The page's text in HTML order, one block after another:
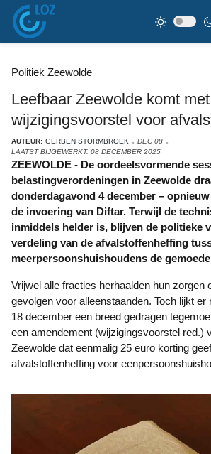
Politiek Zeewolde
Leefbaar Zeewolde komt met
wijzigingsvoorstel voor
AUTEUR: GERBEN STORMBROEK
DEC 08
LAATST BIJGEWERKT: 08 DECEMBER 2025
ZEEWOLDE - De oordeelsvormende sessie over de nieuwe
belastingverordeningen in Zeewolde
donderdagavond 4 december –
de invoering van Diftar. Terwijl de
inmiddels helder is, blijven de politieke
verdeling van de afvalstoffenheffing
meerpersoonshuishoudens de
Vrijwel alle fracties herhaalden hun zorgen over de financiële
gevolgen voor alleenstaanden. Toch lijkt er
18 december een breed gedragen
een amendement (wijzigingsvoorstel red.)
Zeewolde dat eenmalig 25 euro korting
afvalstoffenheffing voor